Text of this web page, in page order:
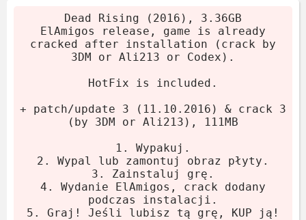
Dead Rising (2016), 3.36GB
ElAmigos release, game is already
cracked after installation (crack by
3DM or Ali213 or Codex).
HotFix is included.
+ patch/update 3 (11.10.2016) & crack 3
(by 3DM or Ali213), 111MB
1. Wypakuj.
2. Wypal lub zamontuj obraz płyty.
3. Zainstaluj grę.
4. Wydanie ElAmigos, crack dodany
podczas instalacji.
5. Graj! Jeśli lubisz tą grę, KUP ją!